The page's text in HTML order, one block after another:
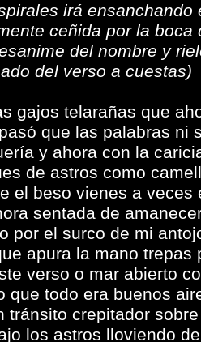
irá ensanchando
ceñida por la boca
del nombre y
del verso a cuestas)
gajos telarañas que
que las palabras ni
y ahora con la
de astros como
el beso vienes a veces
sentada de
por el surco de mi
apura la mano trepas
verso o mar abierto
que todo era buenos
tránsito crepitador
los astros lloviendo